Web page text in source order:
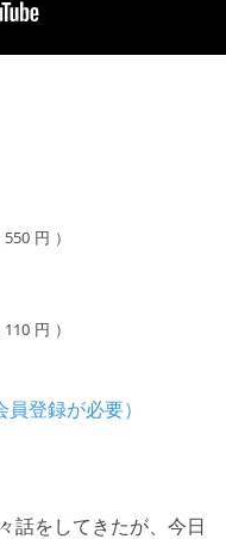
550 円 ）
110 円 ）
話をしてきたが、今日